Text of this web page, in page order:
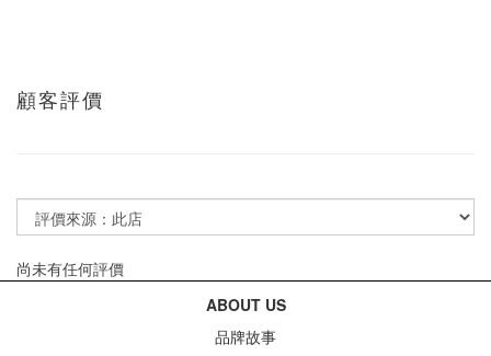
顧客評價
尚未有任何評價
ABOUT US
品牌故事